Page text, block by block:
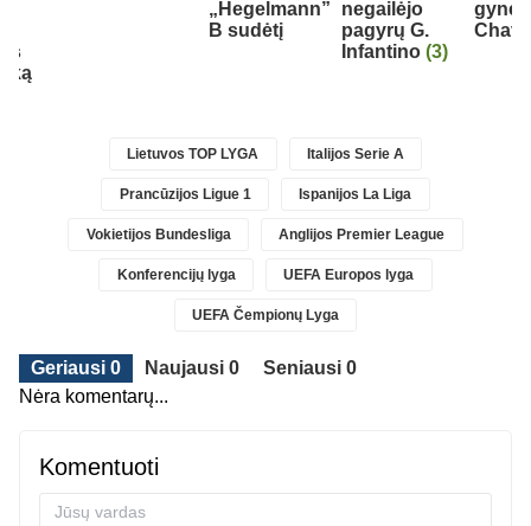
„Hegelmann”
B sudėtį
negailėjo
pagyrų G.
Infantino (3)
Lietuvos TOP LYGA Italijos Serie A
Prancūzijos Ligue 1 Ispanijos La Liga
Vokietijos Bundesliga Anglijos Premier League
Konferencijų lyga UEFA Europos lyga
UEFA Čempionų Lyga
Geriausi 0 Naujausi 0
Seniausi 0
Nėra komentarų...
Komentuoti